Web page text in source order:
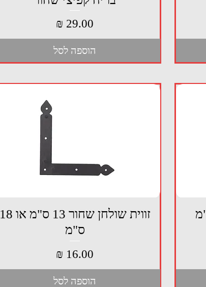
מחיר
הוספה לסל
תצוגה מהירה
זווית שולחן שחור 13 ס"מ או 18
ס"מ
מחיר
הוספה לסל